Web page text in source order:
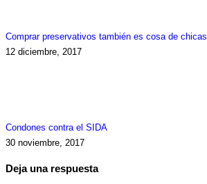
Comprar preservativos también es cosa de chicas
12 diciembre, 2017
Condones contra el SIDA
30 noviembre, 2017
Deja una respuesta